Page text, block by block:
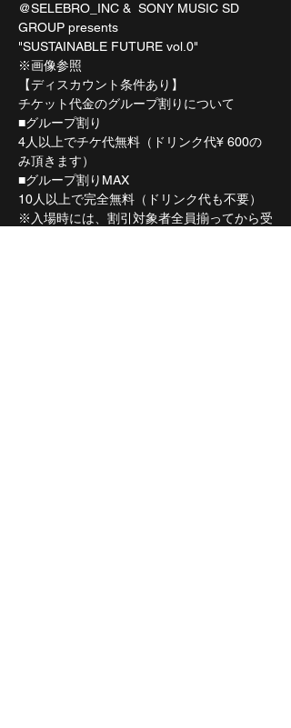
@SELEBRO_INC &  SONY MUSIC SD
GROUP presents
"SUSTAINABLE FUTURE vol.0"
※画像参照
【ディスカウント条件あり】
チケット代金のグループ割りについて
■グループ割り
4人以上でチケ代無料（ドリンク代¥ 600の
み頂きます）
■グループ割りMAX
10人以上で完全無料（ドリンク代も不要）
※入場時には、割引対象者全員揃ってから受